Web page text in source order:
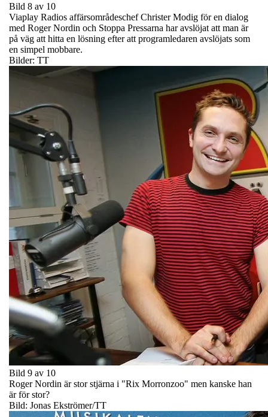
Bild 8 av 10
Viaplay Radios affärsområdeschef Christer Modig för en dialog
med Roger Nordin och Stoppa Pressarna har avslöjat att man är
på väg att hitta en lösning efter att programledaren avslöjats som
en simpel mobbare.
Bilder: TT
Bild 9 av 10
Roger Nordin är stor stjärna i "Rix Morronzoo" men kanske han
är för stor?
Bild: Jonas Ekströmer/TT